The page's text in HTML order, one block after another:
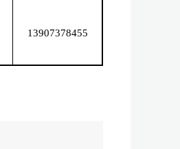
13907378455